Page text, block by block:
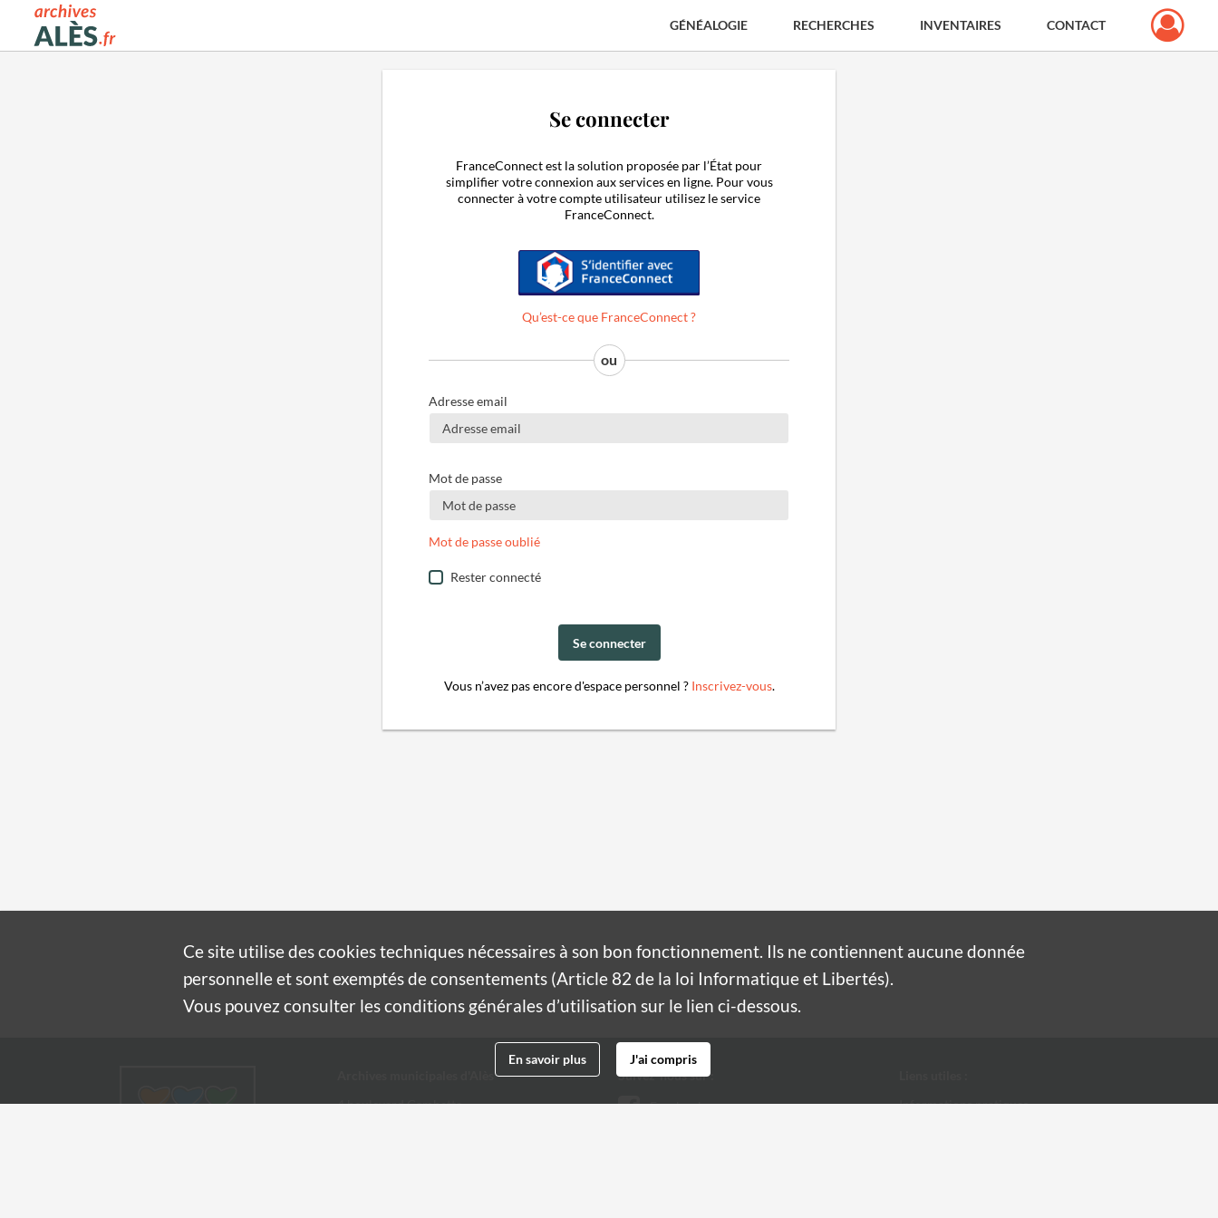
Archives municipales d'Alès GÉNÉALOGIE RECHERCHES INVENTAIRES CONTACT
Se connecter
FranceConnect est la solution proposée par l’État pour
simplifier votre connexion aux services en ligne. Pour vous
connecter à votre compte utilisateur utilisez le service
FranceConnect.
S'identifier avec FranceConnect
Qu’est-ce que FranceConnect ?
Adresse email
Mot de passe
Mot de passe oublié
Rester connecté
Se connecter
Vous n’avez pas encore d'espace personnel ? Inscrivez-vous.
4 boulevard Gambetta
Suivez-nous sur :
Facebook
Informations pratiques
Ce site utilise descookiestechniques nécessaires à son bon fonctionnement. Ils ne contiennent aucune donnée
personnelle et sont exemptés de consentements (Article 82 de la loi Informatique et Libertés).
Vous pouvez consulter les conditions générales d’utilisation sur le lien ci-dessous.
En savoir plus J'ai compris